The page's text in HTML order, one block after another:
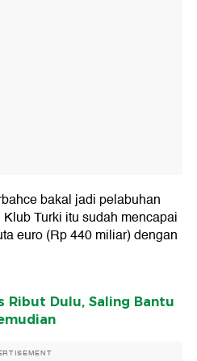
bakal jadi pelabuhan
Turki itu sudah mencapai
euro (Rp 440 miliar) dengan
Ribut Dulu, Saling Bantu